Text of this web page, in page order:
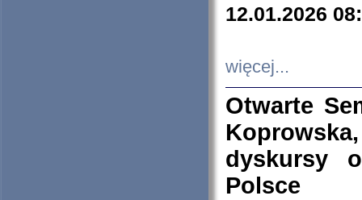
12.01.2026
więcej...
Otwarte
dyskursy
Polsce